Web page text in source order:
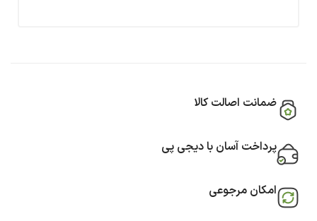
ضمانت اصالت کالا
پرداخت آسان با دیجی پی
امکان مرجوعی